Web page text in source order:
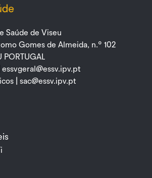
Saúde de Viseu
Gomes de Almeida, n.º 102
PORTUGAL
essvgeral@essv.ipv.pt
|sac@essv.ipv.pt